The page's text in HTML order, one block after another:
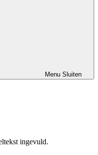
Menu Sluiten
ingevuld.